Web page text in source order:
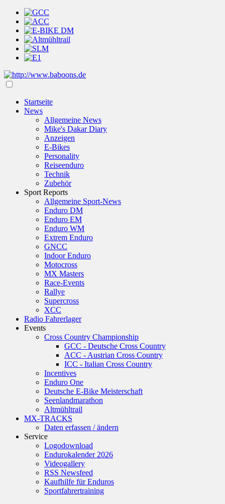
Startseite
News
Allgemeine News
Mike's Dakar Diary
Anzeigen
E-Bikes
Personality
Reiseenduro
Technik
Zubehör
Sport Reports
Allgemeine Sport-News
Enduro DM
Enduro EM
Enduro WM
Extrem Enduro
GNCC
Indoor Enduro
Motocross
MX Masters
Race-Events
Rallye
Supercross
XCC
Radio Fahrerlager
Events
Cross Country Championship
GCC - Deutsche Cross Country
ACC - Austrian Cross Country
ICC - Italian Cross Country
Incentives
Enduro One
Deutsche E-Bike Meisterschaft
Seenlandmarathon
Altmühltrail
MX-TRACKS
Daten erfassen / ändern
Service
Logodownload
Endurokalender 2026
Videogallery
RSS Newsfeed
Kaufhilfe für Enduros
Sportfahrertraining